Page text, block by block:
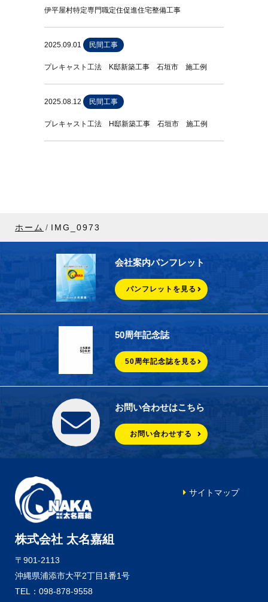
伊平屋村特定専門職定住促進住宅整備工事
2025.09.01 民間工事
プレキャスト工法 K邸新築工事 石垣市 施工例
2025.08.12 民間工事
プレキャスト工法 H邸新築工事 石垣市 施工例
ホーム IMG_0973
会社案内パンフレット
パンフレットを見る
50周年記念誌
50周年記念誌を見る
お問い合わせはこちら
お問い合わせする
株式会社 太名嘉組
〒901-2113
沖縄県浦添市大平2丁目1番1号
TEL：098-878-9558
サイトマップ